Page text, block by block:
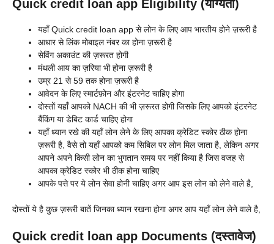
Quick credit loan app Eligibility (योग्यता)
यहाँQuick credit loan app से लोन के लिए आप भारतीय होने ज़रूरी है
आधार से लिंक मोबाइल नंबर का होना ज़रूरी है
सेविंग अकाउंट की ज़रूरत होगी
मंथली आय का ज़रिया भी होना ज़रूरी है
उम्र 21 से 59 तक होना ज़रूरी है
आवेदन के लिए स्मार्टफ़ोन और इंटरनेट चाहिए होगा
दोस्तों यहाँ आपको NACH की भी ज़रूरत होगी जिसके लिए आपको इंटरनेट
बैंकिंग या डेबिट कार्ड चाहिए होगा
यहाँ ध्यान रखे की यहाँ लोन लेने के लिए आपका क्रेडिट स्कोर ठीक होना
ज़रूरी है, वैसे तो यहाँ आपको कम सिबिल पर लोन मिल जाता है, लेकिन अगर
आपने अपने किसी लोन का भुगतान समय पर नहीं किया है जिस वजह से
आपका क्रेडिट स्कोर भी ठीक होना चाहिए
आपके पत्ते पर ये लोन सेवा होनी चाहिए अगर आप इस लोन को लेने वाले है,
दोस्तों ये है कुछ ज़रूरी बातें जिनका ध्यान रखना होगा अगर आप यहाँ लोन लेने वाले है,
Quick credit loan app Documents (दस्तावेज)